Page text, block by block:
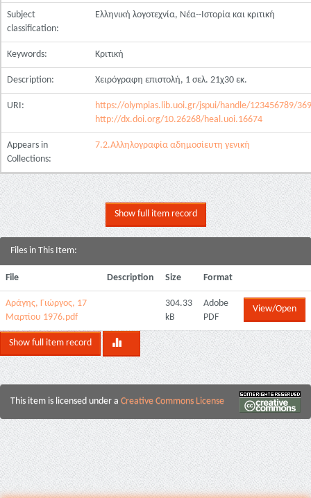
Subject
classification:
Ελληνική λογοτεχνία, Νέα--Ιστορία και κριτική
Keywords: Κριτική
Description: Χειρόγραφη επιστολή, 1 σελ. 21χ30 εκ.
URI:
https://olympias.lib.uoi.gr/jspui/handle/123456789/
http://dx.doi.org/10.26268/heal.uoi.16674
Appears in
Collections:
7.2.Αλληλογραφία αδημοσίευτη γενική
Show full item record
Files in This Item:
File Description Size Format
Αράγης, Γιώργος, 17
Μαρτίου 1976.pdf
304.33
kB
Adobe
PDF
View/Open
Show full item record
This item is licensed under a Creative Commons License